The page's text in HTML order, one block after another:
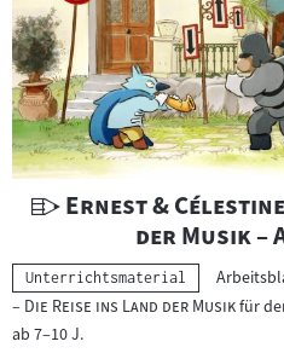
e
r
g
e
b
n
i
s
e
U
t
e
r
"
Ernest & Célestine
der Musik"
–
Kategorie:
Unterrichtsmaterial
– Die Reise ins Land der Musik"für
ab 7–10 J.